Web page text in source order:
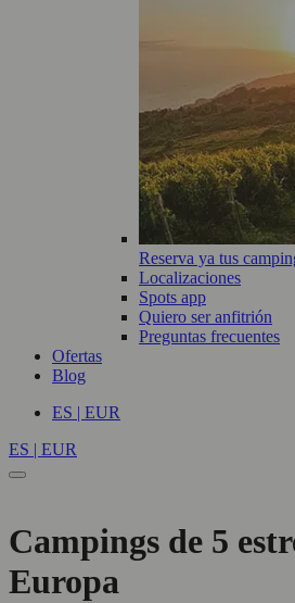
Reserva ya tus
Localizaciones
Spots app
Quiero ser anfitrión
Preguntas frecuentes
Ofertas
Blog
ES | EUR
ES | EUR
Campings de 5
Europa